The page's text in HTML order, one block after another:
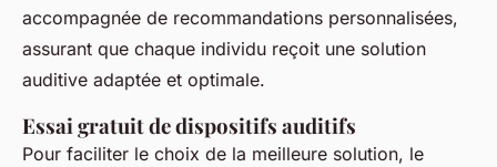
accompagnée de recommandations personnalisées,
assurant que chaque individu reçoit une solution
auditive adaptée et optimale.
Essai gratuit de dispositifs auditifs
Pour faciliter le choix de la meilleure solution, le